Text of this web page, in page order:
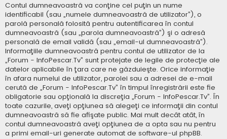
Contul dumneavoastră va conţine cel puţin un nume
identificabil (sau „numele dumneavoastră de utilizator”), o
parolă personală folosită pentru autentificarea în contul
dumneavoastră (sau „parola dumneavoastră”) şi o adresă
personală de email validă (sau „email-ul dumneavoastră”).
Informaţiile dumneavoastră pentru contul de utilizator de la
„Forum - InfoPescar.Tv” sunt protejate de legile de protecţie ale
datelor aplicabile în ţara care ne găzduieşte. Orice informaţie
în afara numelui de utilizator, parolei sau a adresei de e-mail
cerută de „Forum - InfoPescar.Tv” în timpul înregistrării este fie
obligatorie sau opţională la discreţia „Forum - InfoPescar.Tv”. În
toate cazurile, aveţi opţiunea să alegeţi ce informaţii din contul
dumneavoastră să fie afişate public. Mai mult decât atât, în
contul dumneavoastră aveţi opţiunea de a opta sau nu pentru
a primi email-uri generate automat de software-ul phpBB.